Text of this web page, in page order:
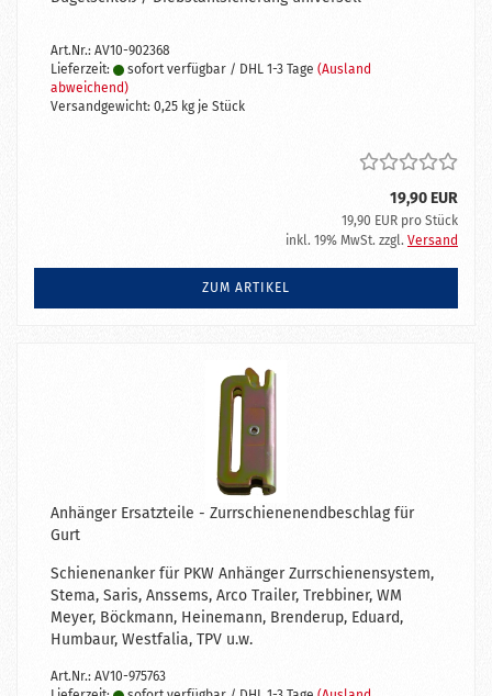
Art.Nr.: AV10-902368
Lieferzeit:
sofort verfügbar / DHL 1-3 Tage (Ausland
abweichend)
Versandgewicht: 0,25 kg je Stück
19,90 EUR
19,90 EUR pro Stück
inkl. 19% MwSt. zzgl. Versand
ZUM ARTIKEL
Anhänger Ersatzteile - Zurrschienenendbeschlag für
Gurt
Schienenanker für PKW Anhänger Zurrschienensystem,
Stema, Saris, Anssems, Arco Trailer, Trebbiner, WM
Meyer, Böckmann, Heinemann, Brenderup, Eduard,
Humbaur, Westfalia, TPV u.w.
Art.Nr.: AV10-975763